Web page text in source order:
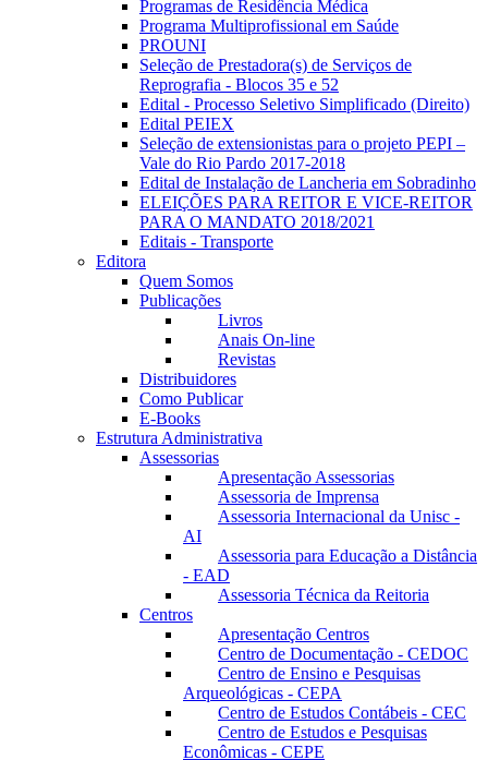
Programas de Residência Médica
Programa Multiprofissional em Saúde
PROUNI
Seleção de Prestadora(s) de Serviços de
Reprografia - Blocos 35 e 52
Edital - Processo Seletivo Simplificado (Direito)
Edital PEIEX
Seleção de extensionistas para o projeto PEPI –
Vale do Rio Pardo 2017-2018
Edital de Instalação de Lancheria em Sobradinho
ELEIÇÕES PARA REITOR E VICE-REITOR
PARA O MANDATO 2018/2021
Editais - Transporte
Editora
Quem Somos
Publicações
Livros
Anais On-line
Revistas
Distribuidores
Como Publicar
E-Books
Estrutura Administrativa
Assessorias
Apresentação Assessorias
Assessoria de Imprensa
Assessoria Internacional da Unisc -
AI
Assessoria para Educação a Distância
- EAD
Assessoria Técnica da Reitoria
Centros
Apresentação Centros
Centro de Documentação - CEDOC
Centro de Ensino e Pesquisas
Arqueológicas - CEPA
Centro de Estudos Contábeis - CEC
Centro de Estudos e Pesquisas
Econômicas - CEPE